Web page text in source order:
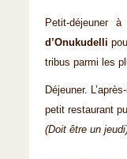
Petit-déjeuner
d’Onukudelli
tribus parmi les
Déjeuner.
petit restaurant
(Doit être un